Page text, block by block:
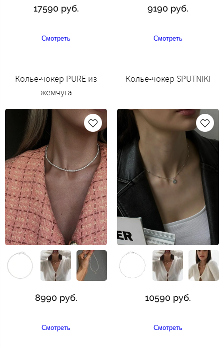
17590 руб.
Смотреть
9190 руб.
Смотреть
Колье-чокер PURE из
жемчуга
8990 руб.
Смотреть
Колье-чокер SPUTNIKI
10590 руб.
Смотреть